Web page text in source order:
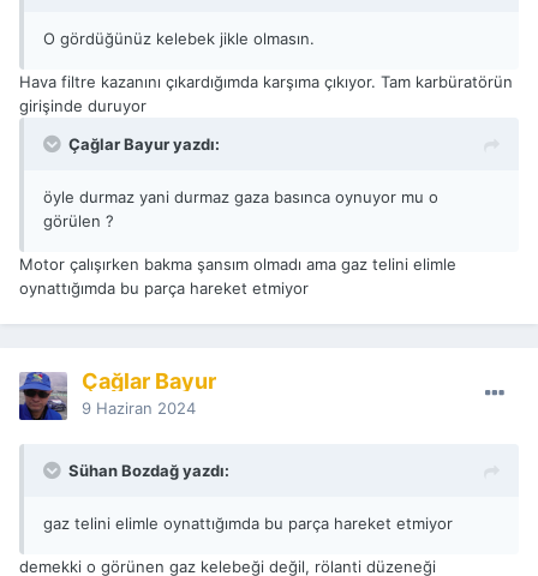
O gördüğünüz kelebek jikle olmasın.
Hava filtre kazanını çıkardığımda karşıma çıkıyor. Tam karbüratörün
girişinde duruyor
Çağlar Bayur yazdı:
öyle durmaz yani durmaz gaza basınca oynuyor mu o
görülen ?
Motor çalışırken bakma şansım olmadı ama gaz telini elimle
oynattığımda bu parça hareket etmiyor
Çağlar Bayur
9 Haziran 2024
Sühan Bozdağ yazdı:
gaz telini elimle oynattığımda bu parça hareket etmiyor
demekki o görünen gaz kelebeği değil, rölanti düzeneği